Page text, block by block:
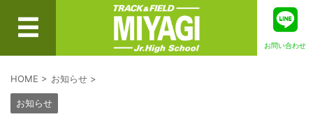
お問い合わせ
HOME > お知らせ >
お知らせ